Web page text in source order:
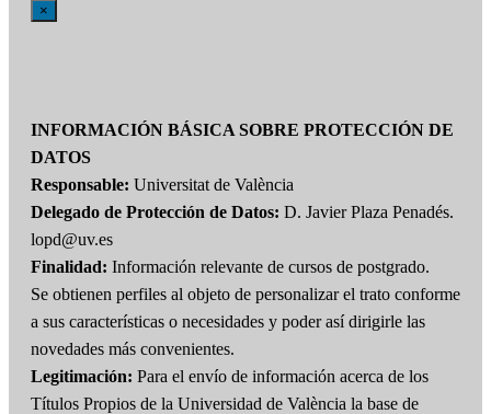
×
INFORMACIÓN BÁSICA SOBRE PROTECCIÓN DE
DATOS
Responsable: Universitat de València
Delegado de Protección de Datos: D. Javier Plaza Penadés.
lopd@uv.es
Finalidad: Información relevante de cursos de postgrado.
Se obtienen perfiles al objeto de personalizar el trato conforme
a sus características o necesidades y poder así dirigirle las
novedades más convenientes.
Legitimación: Para el envío de información acerca de los
Títulos Propios de la Universidad de València la base de